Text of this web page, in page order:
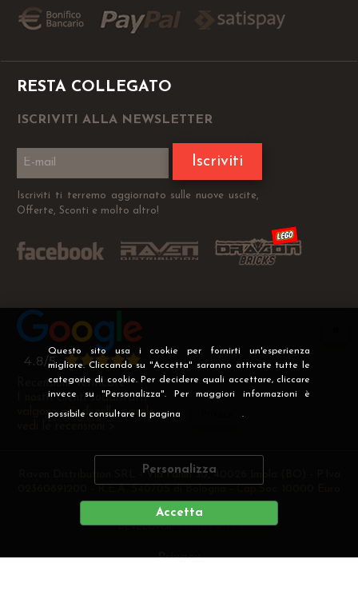
Questo sito usa i cookie per fornirti un'esperienza
migliore. Cliccando su "Accetta" saranno attivate tutte le
categorie di cookie. Per decidere quali accettare, cliccare
invece su "Personalizza". Per maggiori informazioni è
possibile consultare la pagina .
Personalizza
Accetta
RESTA COLLEGATO
ISCRIVITI ALLA NEWSLETTER
Iscriviti
Iscriviti ti terremo aggiornato sulle nuove uscite,
Offerte, Sconti e molto altro!
Recensioni Verificate
I nostri clienti soddisfatti
valgono più di mille parole
Raven Distribution SRL - Via Fanin 30, 40026 Imola (BO) - P.Iva
i.v
DEVELOPERCREATIVE WEB
Privacy